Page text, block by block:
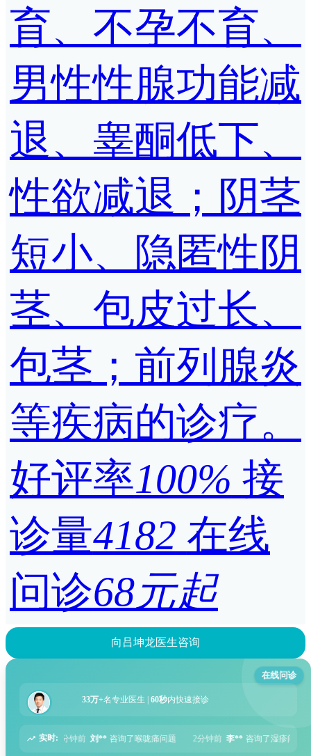
育、不孕不育、
男性性腺功能减
退、睾酮低下、
性欲减退；阴茎
短小、隐匿性阴
茎、包皮过长、
包茎；前列腺炎
等疾病的诊疗。
好评率100% 接
诊量4182 在线
问诊68元起
向吕坤龙医生咨询
在线问诊
33万+名专业医生 | 60秒内快速接诊
实时:
了喉咙痛问题 2分钟前 李** 咨询了湿疹问题 5分钟前 张** 咨询了过敏性